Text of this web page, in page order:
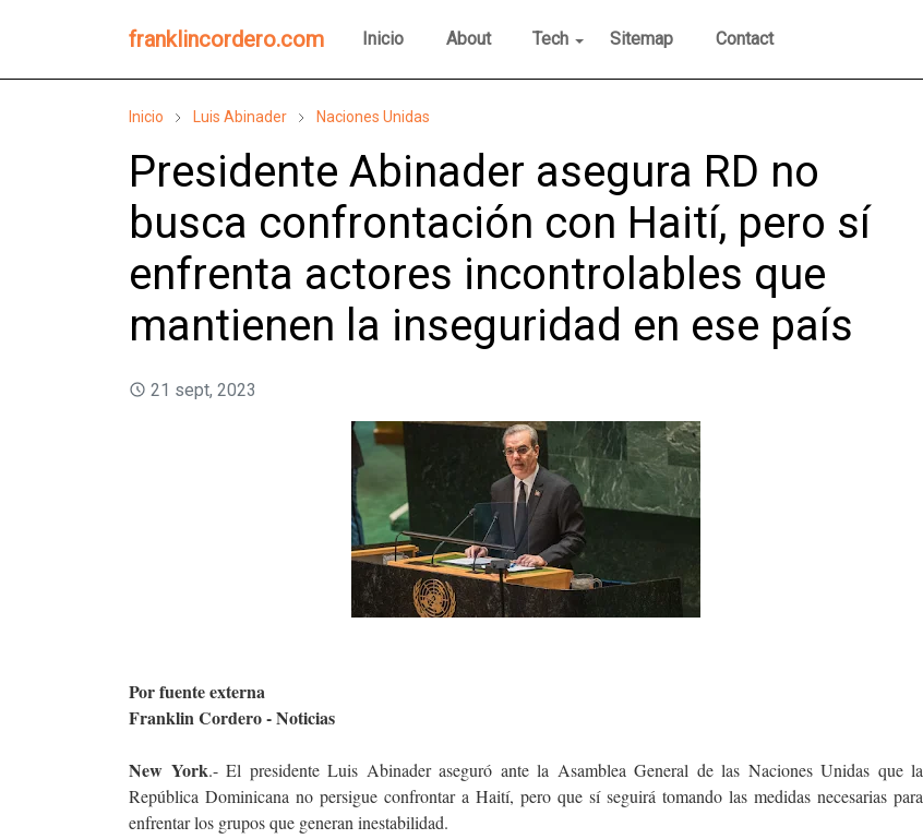
franklincordero.com Inicio About Tech Sitemap Contact
Inicio Luis Abinader Naciones Unidas
Presidente Abinader asegura RD no
busca confrontación con Haití, pero sí
enfrenta actores incontrolables que
mantienen la inseguridad en ese país
21 sept, 2023
Por fuente externa
Franklin Cordero - Noticias
New York.- El presidente Luis Abinader aseguró ante la Asamblea General de las Naciones Unidas que la
República Dominicana no persigue confrontar a Haití, pero que sí seguirá tomando las medidas necesarias para
enfrentar los grupos que generan inestabilidad.